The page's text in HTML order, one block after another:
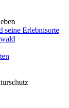
seine Erlebnisorte